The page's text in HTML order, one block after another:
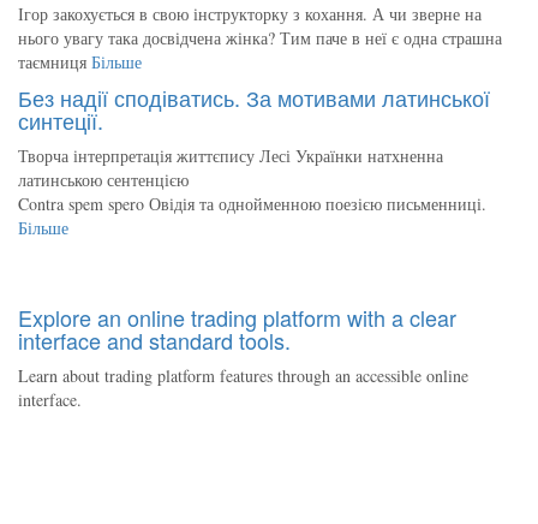
Ігор закохується в свою інструкторку з кохання. А чи зверне на
нього увагу така досвідчена жінка? Тим паче в неї є одна страшна
таємниця Більше
Без надії сподіватись. За мотивами латинської
синтеції.
Творча інтерпретація життєпису Лесі Українки натхненна
латинською сентенцією
Contra spem spero Овідія та однойменною поезією письменниці.
Більше
Explore an online trading platform with a clear
interface and standard tools.
Learn about trading platform features through an accessible online
interface.